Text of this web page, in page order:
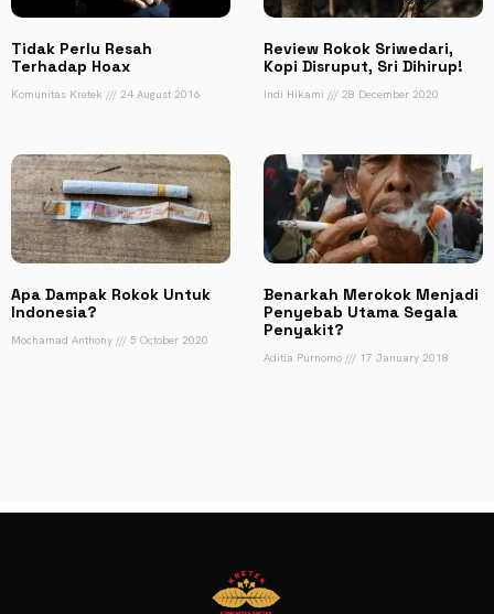
Tidak Perlu Resah
Terhadap Hoax
Komunitas Kretek 24 August 2016
Review Rokok Sriwedari,
Kopi Disruput, Sri Dihirup!
Indi Hikami 28 December 2020
Apa Dampak Rokok Untuk
Indonesia?
Mochamad Anthony 5 October 2020
Benarkah Merokok Menjadi
Penyebab Utama Segala
Penyakit?
Aditia Purnomo 17 January 2018